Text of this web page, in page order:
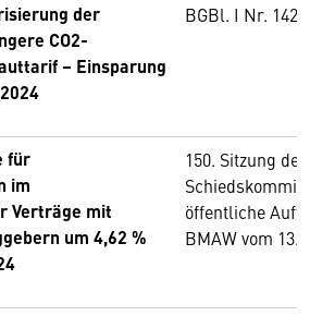
der
CO2-
– Einsparung
BGBl. I Nr. 142/
für
im
Verträge mit
um 4,62 %
150. Sitzung
öffentliche
BMAW vom 13.